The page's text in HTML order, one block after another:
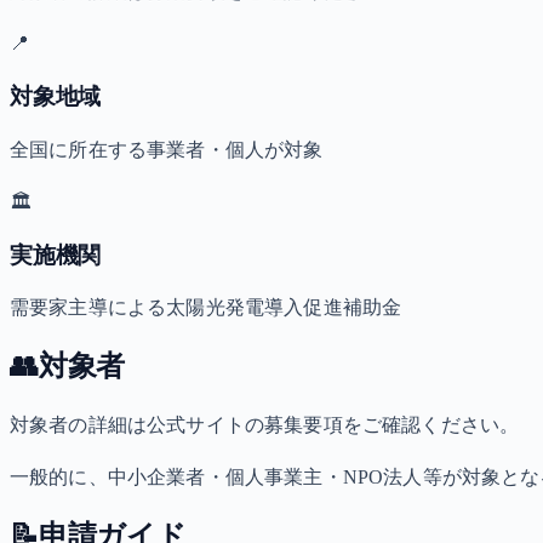
📍
対象地域
全国に所在する事業者・個人が対象
🏛️
実施機関
需要家主導による太陽光発電導入促進補助金
👥対象者
対象者の詳細は公式サイトの募集要項をご確認ください。
一般的に、中小企業者・個人事業主・NPO法人等が対象とな
📝申請ガイド